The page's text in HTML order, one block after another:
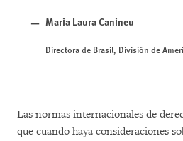
Maria Laura Canineu
Directora de Brasil, División de
Las normas internacionales de
que cuando haya consideraciones